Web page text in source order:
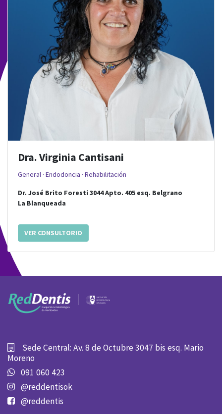
Dra. Virginia Cantisani
General · Endodoncia · Rehabilitación
Dr. José Brito Foresti 3044 Apto. 405 esq. Belgrano
La Blanqueada
VER CONSULTORIO
Sede Central: Av. 8 de Octubre 3047 bis esq. Mario
Moreno
091 060 423
@reddentisok
@reddentis